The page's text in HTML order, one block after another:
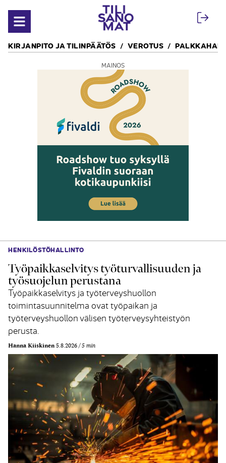
Avaa valikko
KIRJANPITO JA TILINPÄÄTÖS VEROTUS
MAINOS
HENKILÖSTÖHALLINTO
Työpaikkaselvitys työturvallisuuden ja
työsuojelun perustana
Työpaikkaselvitys ja työterveyshuollon
toimintasuunnitelma ovat työpaikan ja
työterveyshuollon välisen työterveysyhteistyön
perusta.
Hanna Kiiskinen 5.8.2026 5 min